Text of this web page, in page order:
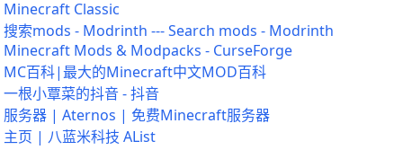
Minecraft Classic
搜索mods - Modrinth --- Search mods - Modrinth
Minecraft Mods & Modpacks - CurseForge
MC百科|最大的Minecraft中文MOD百科
一根小覃菜的抖音 - 抖音
服务器 | Aternos | 免费Minecraft服务器
主页 | 八蓝米科技 AList